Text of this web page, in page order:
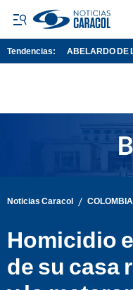
Tendencias: ABELARDO DE
Noticias Caracol / COLOMBIA
Homicidio
de su casa